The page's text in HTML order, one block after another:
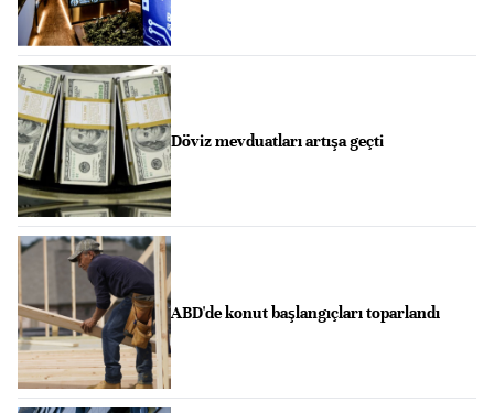
Döviz mevduatları artışa geçti
ABD'de konut başlangıçları toparlandı